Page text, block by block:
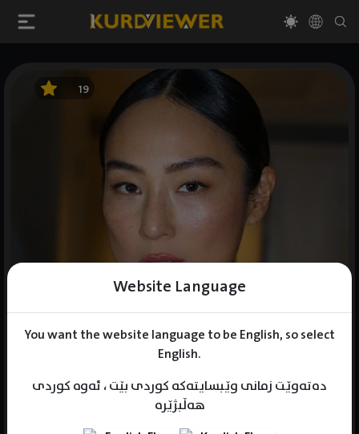
Website Language
You want the website language to be English, so select
English.
دەتەوێت زمانی وێبسایتەکە کوردی بێت ، ئەوە کوردی
هەڵبژێرە
19